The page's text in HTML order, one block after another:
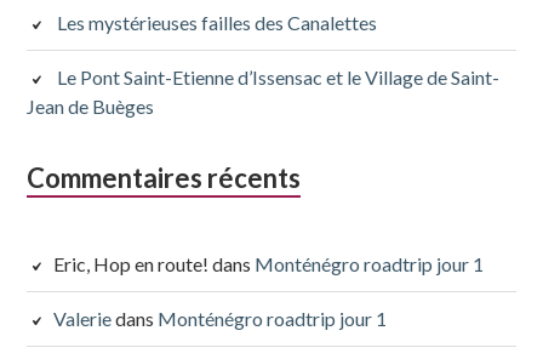
Les mystérieuses failles des Canalettes
Le Pont Saint-Etienne d’Issensac et le Village de Saint-
Jean de Buèges
Commentaires récents
Eric, Hop en route! dans Monténégro roadtrip jour 1
Valeriedans Monténégro roadtrip jour 1